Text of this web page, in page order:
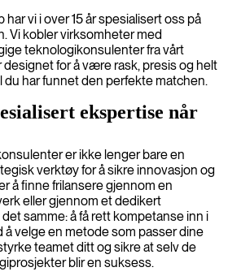
vi i over 15 år spesialisert oss på
Vi kobler virksomheter med
teknologikonsulenter fra vårt
designet for å være rask, presis og helt
har funnet den perfekte matchen.
ekspertise når
er ikke lenger bare en
verktøy for å sikre innovasjon og
å finne frilansere gjennom en
eller gjennom et dedikert
samme: å få rett kompetanse inn i
å velge en metode som passer dine
teamet ditt og sikre at selv de
blir en suksess.